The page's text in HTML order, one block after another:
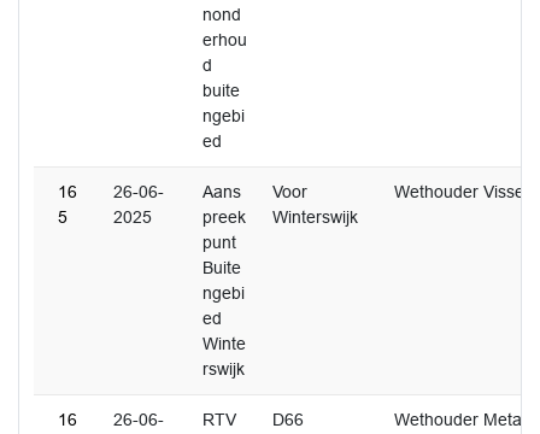
nond
erhou
d
buite
ngebi
ed
16
5
26-06-
2025
Aans
preek
punt
Buite
ngebi
ed
Winte
rswijk
Voor
Winterswijk
Wethouder Visser
16
26-06-
RTV
D66
Wethouder Metaal-